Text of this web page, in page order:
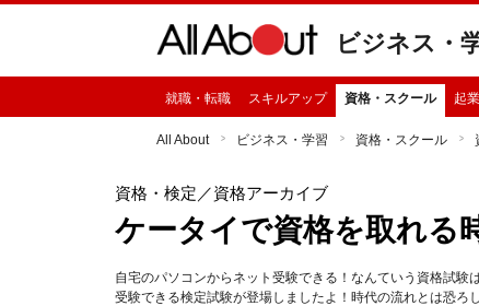
ビジネス・
就職・転職 スキルアップ 資格・スクール 起
All About ビジネス・学習 資格・スクール
資格・検定 ／資格アーカイブ
ケータイで資格を取れる
自宅のパソコンからネット受験できる！なんていう資格試
受験できる検定試験が登場しましたよ！時代の流れとは恐ろ